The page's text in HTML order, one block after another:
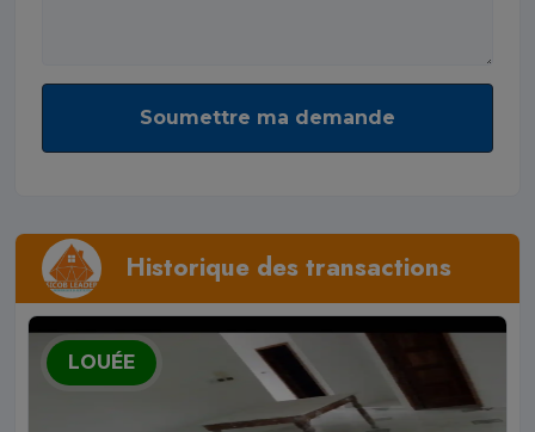
Soumettre ma demande
Historique des transactions
LOUÉE